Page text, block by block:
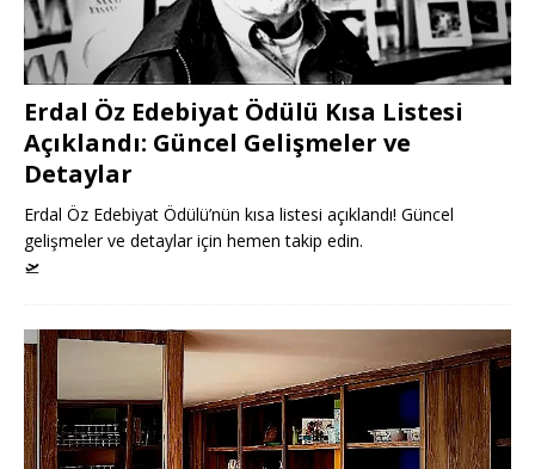
Erdal Öz Edebiyat Ödülü Kısa Listesi
Açıklandı: Güncel Gelişmeler ve
Detaylar
Erdal Öz Edebiyat Ödülü’nün kısa listesi açıklandı! Güncel
gelişmeler ve detaylar için hemen takip edin.
🛫